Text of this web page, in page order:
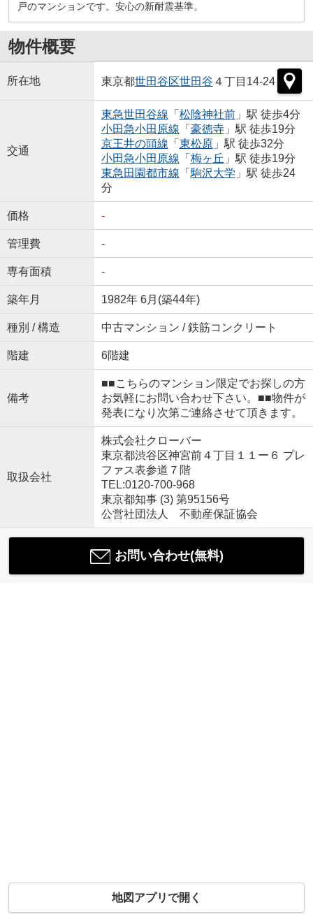
戸のマンションです。安心の新耐震基準。
物件概要
所在地 東京都世田谷区世田谷 ４丁目14-24
交通
東急世田谷線 「 松陰神社前」駅 徒歩4分
小田急小田原線 「 豪徳寺」駅 徒歩19分
京王井の頭線 「 東松原」駅 徒歩32分
小田急小田原線 「 梅ヶ丘 」駅 徒歩19分
東急田園都市線 「 駒沢大学 」駅 徒歩24
分
価格 -
管理費 -
専有面積 -
築年月 1982年 6月(築44年)
種別 / 構造 中古マンション / 鉄筋コンクリート
階建 6階建
備考
■■こちらのマンション限定でお探しの方
お気軽にお問い合わせ下さい。■■物件が
発表になり次第ご連絡させて頂きます。
取扱会社
株式会社クローバー
東京都渋谷区神宮前４丁目１１ー６ プレ
ファス表参道７階
TEL:0120-700-968
東京都知事 (3) 第95156号
公営社団法人 不動産保証協会
お問い合わせ(無料)
地図アプリで開く